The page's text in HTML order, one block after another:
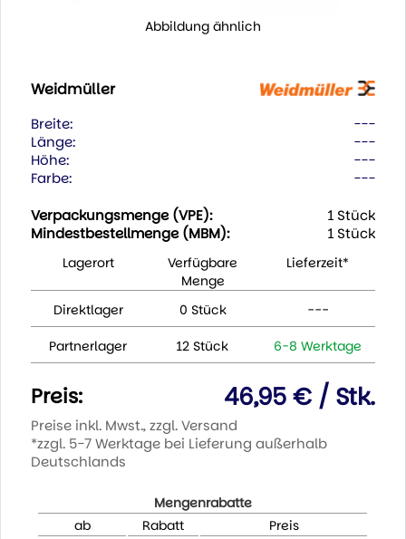
Abbildung ähnlich
Weidmüller
Breite:
---
Länge:
---
Höhe:
---
Farbe:
---
Verpackungsmenge (VPE):
1 Stück
Mindestbestellmenge (MBM):
1 Stück
Lagerort
Verfügbare
Menge
Lieferzeit*
Direktlager 0 Stück ---
Partnerlager 12 Stück 6-8 Werktage
Preis: 46,95 € / Stk.
Preise inkl. Mwst., zzgl. Versand
*zzgl. 5-7 Werktage bei Lieferung außerhalb
Deutschlands
Mengenrabatte
ab
Rabatt
Preis